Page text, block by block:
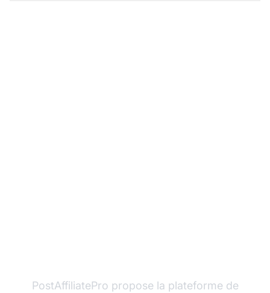
PostAffiliatePro propose la plateforme de